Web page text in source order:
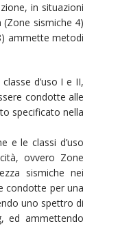
in situazioni
sismiche 4)
ammette metodi
d’uso I e II,
condotte alle
specificato nella
e le classi d’uso
ovvero Zone
sismiche nei
condotte per una
uno spettro di
ed ammettendo